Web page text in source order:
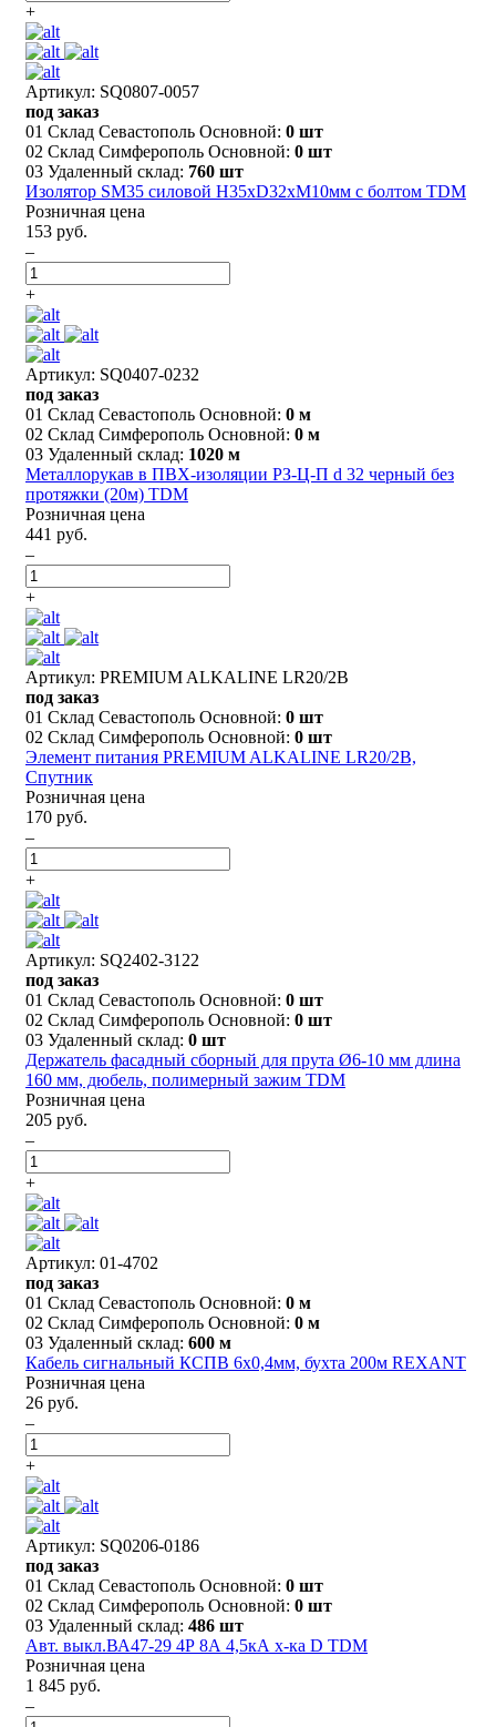
+
Артикул: SQ0807-0057
под заказ
01 Склад Севастополь Основной: 0 шт
02 Склад Симферополь Основной: 0 шт
03 Удаленный склад: 760 шт
Изолятор SM35 силовой H35xD32xM10мм с болтом TDM
Розничная цена
153 руб.
–
+
Артикул: SQ0407-0232
под заказ
01 Склад Севастополь Основной: 0 м
02 Склад Симферополь Основной: 0 м
03 Удаленный склад: 1020 м
Металлорукав в ПВХ-изоляции РЗ-Ц-П d 32 черный без
протяжки (20м) TDM
Розничная цена
441 руб.
–
+
Артикул: PREMIUM ALKALINE LR20/2B
под заказ
01 Склад Севастополь Основной: 0 шт
02 Склад Симферополь Основной: 0 шт
Элемент питания PREMIUM ALKALINE LR20/2B,
Спутник
Розничная цена
170 руб.
–
+
Артикул: SQ2402-3122
под заказ
01 Склад Севастополь Основной: 0 шт
02 Склад Симферополь Основной: 0 шт
03 Удаленный склад: 0 шт
Держатель фасадный сборный для прута Ø6-10 мм длина
160 мм, дюбель, полимерный зажим TDM
Розничная цена
205 руб.
–
+
Артикул: 01-4702
под заказ
01 Склад Севастополь Основной: 0 м
02 Склад Симферополь Основной: 0 м
03 Удаленный склад: 600 м
Кабель сигнальный КСПВ 6х0,4мм, бухта 200м REXANT
Розничная цена
26 руб.
–
+
Артикул: SQ0206-0186
под заказ
01 Склад Севастополь Основной: 0 шт
02 Склад Симферополь Основной: 0 шт
03 Удаленный склад: 486 шт
Авт. выкл.ВА47-29 4Р 8А 4,5кА х-ка D TDM
Розничная цена
1 845 руб.
–